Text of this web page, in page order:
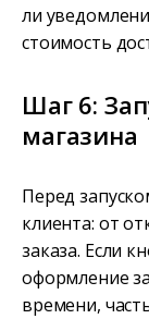
ли
стоимость
Шаг 6:
магазина
Перед
клиента: от
заказа. Если
оформление
времени,